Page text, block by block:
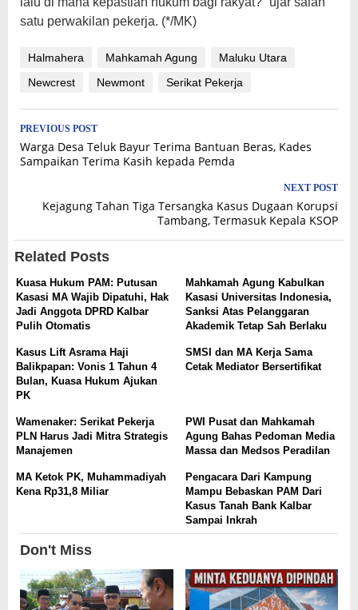
satu perwakilan pekerja. (*/MK)
Halmahera Mahkamah Agung
Maluku Utara
Newcrest
Newmont Serikat Pekerja
Post
navigation
PREVIOUS POST
Warga Desa Teluk Bayur Terima Bantuan Beras, Kades
Sampaikan Terima Kasih kepada Pemda
NEXT POST
Kejagung Tahan Tiga Tersangka Kasus Dugaan Korupsi
Tambang, Termasuk Kepala KSOP
Related Posts
Kuasa Hukum PAM: Putusan
Kasasi MA Wajib Dipatuhi, Hak
Jadi Anggota DPRD Kalbar
Pulih Otomatis
Mahkamah Agung Kabulkan
Kasasi Universitas Indonesia,
Sanksi Atas Pelanggaran
Akademik Tetap Sah Berlaku
Kasus Lift Asrama Haji
Balikpapan: Vonis 1 Tahun 4
Bulan, Kuasa Hukum Ajukan
PK
SMSI dan MA Kerja Sama
Cetak Mediator Bersertifikat
Wamenaker: Serikat Pekerja
PLN Harus Jadi Mitra Strategis
Manajemen
PWI Pusat dan Mahkamah
Agung Bahas Pedoman Media
Massa dan Medsos Peradilan
MA Ketok PK, Muhammadiyah
Kena Rp31,8 Miliar
Pengacara Dari Kampung
Mampu Bebaskan PAM Dari
Kasus Tanah Bank Kalbar
Sampai Inkrah
Don't Miss